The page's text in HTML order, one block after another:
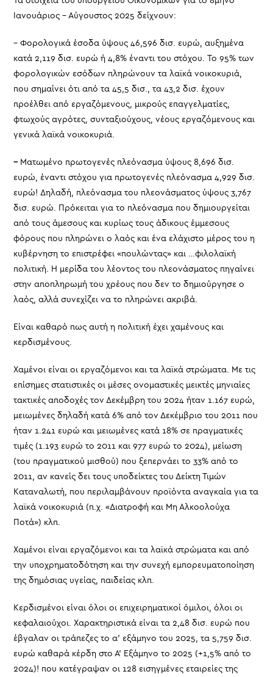
Ιανουάριος – Αύγουστος 2025 δείχνουν:
– Φορολογικά έσοδα ύψους 46,596 δισ. ευρώ, αυξημένα
κατά 2,119 δισ. ευρώ ή 4,8% έναντι του στόχου. Το 95% των
φορολογικών εσόδων πληρώνουν τα λαϊκά νοικοκυριά,
που σημαίνει ότι από τα 45,5 δισ., τα 43,2 δισ. έχουν
προέλθει από εργαζόμενους, μικρούς επαγγελματίες,
φτωχούς αγρότες, συνταξιούχους, νέους εργαζόμενους και
γενικά λαϊκά νοικοκυριά.
– Ματωμένο πρωτογενές πλεόνασμα ύψους 8,696 δισ.
ευρώ, έναντι στόχου για πρωτογενές πλεόνασμα 4,929 δισ.
ευρώ! Δηλαδή, πλεόνασμα του πλεονάσματος ύψους 3,767
δισ. ευρώ. Πρόκειται για το πλεόνασμα που δημιουργείται
από τους άμεσους και κυρίως τους άδικους έμμεσους
φόρους που πληρώνει ο λαός και ένα ελάχιστο μέρος του η
κυβέρνηση το επιστρέφει «πουλώντας» και …φιλολαϊκή
πολιτική. Η μερίδα του λέοντος του πλεονάσματος πηγαίνει
στην αποπληρωμή του χρέους που δεν το δημιούργησε ο
λαός, αλλά συνεχίζει να το πληρώνει ακριβά.
Είναι καθαρό πως αυτή η πολιτική έχει χαμένους και
κερδισμένους.
Χαμένοι είναι οι εργαζόμενοι και τα λαϊκά στρώματα. Με τις
επίσημες στατιστικές οι μέσες ονομαστικές μεικτές μηνιαίες
τακτικές αποδοχές τον Δεκέμβρη του 2024 ήταν 1.167 ευρώ,
μειωμένες δηλαδή κατά 6% από τον Δεκέμβριο του 2011 που
ήταν 1.241 ευρώ και μειωμένες κατά 18% σε πραγματικές
τιμές (1.193 ευρώ το 2011 και 977 ευρώ το 2024), μείωση
(του πραγματικού μισθού) που ξεπερνάει το 33% από το
2011, αν κανείς δει τους υποδείκτες του Δείκτη Τιμών
Καταναλωτή, που περιλαμβάνουν προϊόντα αναγκαία για τα
λαϊκά νοικοκυριά (π.χ. «Διατροφή και Μη Αλκοολούχα
Ποτά») κλπ.
Χαμένοι είναι εργαζόμενοι και τα λαϊκά στρώματα και από
την υποχρηματοδότηση και την συνεχή εμπορευματοποίηση
της δημόσιας υγείας, παιδείας κλπ.
Κερδισμένοι είναι όλοι οι επιχειρηματικοί όμιλοι, όλοι οι
κεφαλαιούχοι. Χαρακτηριστικά είναι τα 2,48 δισ. ευρώ που
έβγαλαν οι τράπεζες το α’ εξάμηνο του 2025, τα 5,759 δισ.
ευρώ καθαρά κέρδη στο Α’ Εξάμηνο το 2025 (+1,5% από το
2024)! που κατέγραψαν οι 128 εισηγμένες εταιρείες της